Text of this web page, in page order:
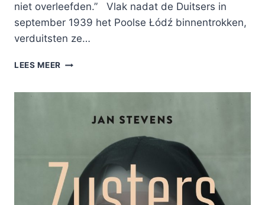
niet overleefden.” Vlak nadat de Duitsers in
september 1939 het Poolse Łódź binnentrokken,
verduitsten ze…
LEES MEER DE